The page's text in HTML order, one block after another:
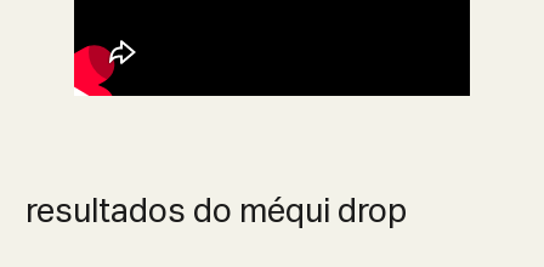
resultados do méqui drop